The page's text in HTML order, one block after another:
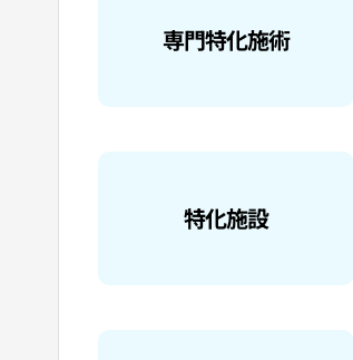
専門特化施術
特化施設